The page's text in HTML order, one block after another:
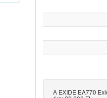
A EXIDE EA770